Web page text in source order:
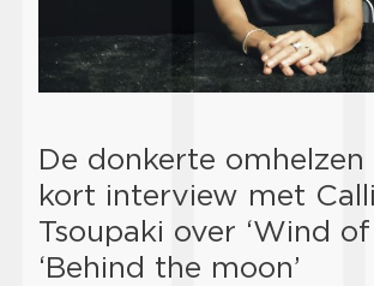
De donkerte omhelzen
kort interview met
Tsoupaki over ‘Wind of
‘Behind the moon’